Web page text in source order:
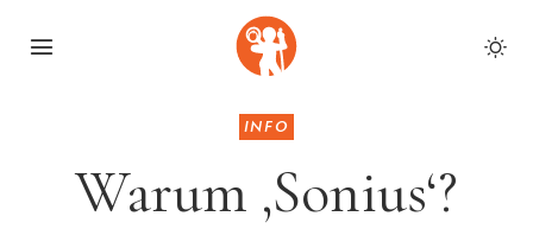
INFO
Warum ‚Sonius‘?